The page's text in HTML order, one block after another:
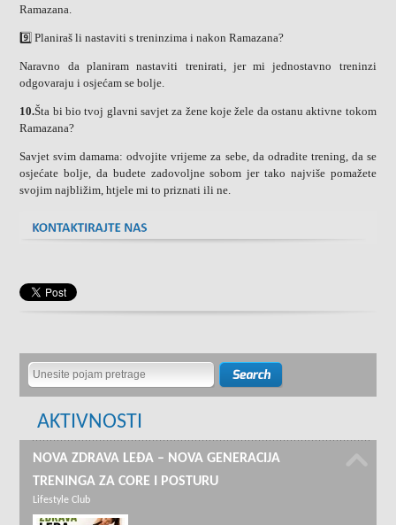
Ramazana.
9️⃣ Planiraš li nastaviti s treninzima i nakon Ramazana?
Naravno da planiram nastaviti trenirati, jer mi jednostavno treninzi
odgovaraju i osjećam se bolje.
10.Šta bi bio tvoj glavni savjet za žene koje žele da ostanu aktivne tokom
Ramazana?
Savjet svim damama: odvojite vrijeme za sebe, da odradite trening, da se
osjećate bolje, da budete zadovoljne sobom jer tako najviše pomažete
svojim najbližim, htjele mi to priznati ili ne.
AKTIVNOSTI
NOVA ZDRAVA LEĐA – NOVA GENERACIJA
TRENINGA ZA CORE I POSTURU
Lifestyle Club